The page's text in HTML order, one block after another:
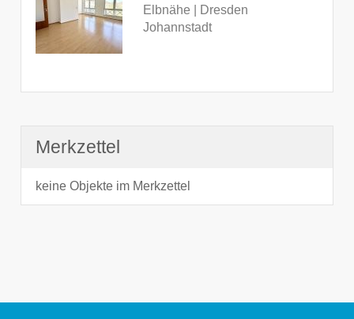
Elbnähe | Dresden
Johannstadt
Merkzettel
keine Objekte im Merkzettel